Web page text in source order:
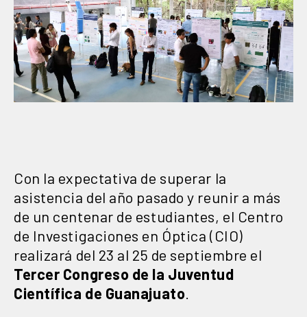
Con la expectativa de superar la
asistencia del año pasado y reunir a más
de un centenar de estudiantes, el Centro
de Investigaciones en Óptica (CIO)
realizará del 23 al 25 de septiembre el
Tercer Congreso de la Juventud
Científica de Guanajuato